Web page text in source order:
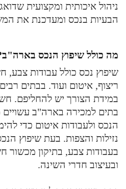
ניהול איכותית ומקצועית
הבעיות בנכס ומעדכנת את
מה כולל שיפוץ הנכס
שיפוץ נכס כולל עבודות צבע,
ריצוף, איטום ועוד. בבתים
במידת הצורך יש להחליפם.
בתים למכירה בארה"ב עשויים
הנכס ולעבודות איטום כדי
נזילות והצפות. בעת שיפוץ
בעבודות צבע, בתיקון מכשור
ובעיצוב חדרי השינה.